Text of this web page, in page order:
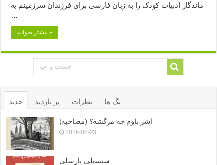
ماندگار ادبیات کودک را به زبان فارسی برای فرزندان سرزمینم به
…
بیشتر بخوانید »
جدید پر بازدید نظرات تگ ها
آشر باوم چه مرگشه؟ (مصاحبه)
2026-05-23
سیسیلی پارسلی